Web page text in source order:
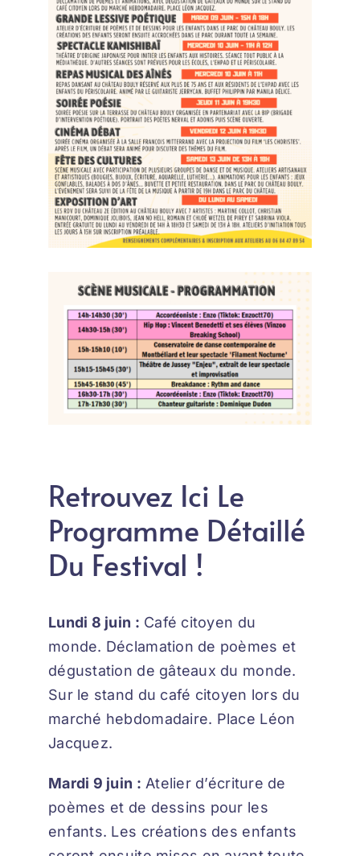
Retrouvez Ici Le
Programme Détaillé
Du Festival !
Lundi 8 juin : Café citoyen du
monde. Déclamation de poèmes et
dégustation de gâteaux du monde.
Sur le stand du café citoyen lors du
marché hebdomadaire. Place Léon
Jacquez.
Mardi 9 juin : Atelier d’écriture de
poèmes et de dessins pour les
enfants. Les créations des enfants